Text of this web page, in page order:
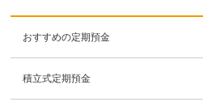
おすすめの定期預金
積立式定期預金